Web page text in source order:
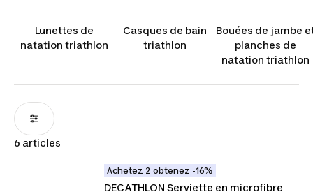
Lunettes de
natation triathlon
Casques de bain
triathlon
Bouées de jambe
planches de
natation triathlon
6 articles
Achetez 2 obtenez -16%
DECATHLON Serviette en microfibre